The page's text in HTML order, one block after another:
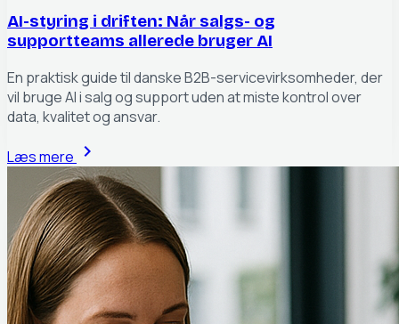
AI-styring i driften: Når salgs- og
supportteams allerede bruger AI
En praktisk guide til danske B2B-servicevirksomheder, der
vil bruge AI i salg og support uden at miste kontrol over
data, kvalitet og ansvar.
Læs mere chevron_right